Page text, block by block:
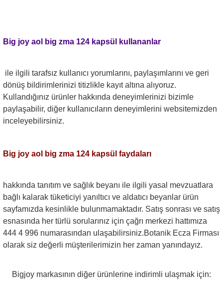
Big joy aol big zma 124 kapsül kullananlar
ile ilgili tarafsız kullanıcı yorumlarını, paylaşımlarını ve geri
dönüş bildirimlerinizi titizlikle kayıt altına alıyoruz.
Kullandığınız ürünler hakkında deneyimlerinizi bizimle
paylaşabilir, diğer kullanıcıların deneyimlerini websitemizden
inceleyebilirsiniz.
Big joy aol big zma 124 kapsül faydaları
hakkında tanıtım ve sağlık beyanı ile ilgili yasal mevzuatlara
bağlı kalarak tüketiciyi yanıltıcı ve aldatıcı beyanlar ürün
sayfamızda kesinlikle bulunmamaktadır. Satış sonrası ve satış
esnasında her türlü sorularınız için çağrı merkezi hattımıza
444 4 996 numarasından ulaşabilirsiniz.Botanik Ecza Firması
olarak siz değerli müşterilerimizin her zaman yanındayız.
Bigjoy markasının diğer ürünlerine indirimli ulaşmak için: